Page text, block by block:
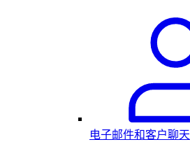
电子邮件和客户聊天